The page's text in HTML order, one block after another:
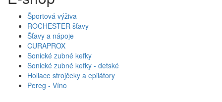
Športová výživa
ROCHESTER šťavy
Šťavy a nápoje
CURAPROX
Sonické zubné kefky
Sonické zubné kefky - detské
Holiace strojčeky a epilátory
Pereg - Víno